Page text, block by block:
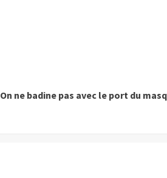
On ne badine pas avec le port du